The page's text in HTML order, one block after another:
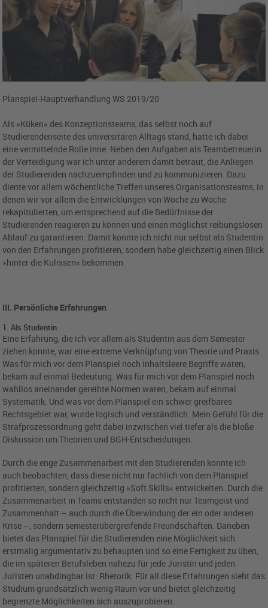
Planspiel-Hauptverhandlung WS 2019/20
Als »Küken« des Konzeptionsteams, das selbst noch auf
Studierendenseite des universitären Alltags stand, hatte ich dabei
eine vermittelnde Rolle inne. Neben den Aufgaben als Teambetreuerin
der Verteidigung war ich unter anderem damit betraut, die Anliegen
der Studierenden nachzuempfinden und zu kommunizieren. Dazu
diente vor allem wöchentliche Treffen unseres Organisationsteams, in
denen wir vor allem die Entwicklungen von Woche zu Woche
rekapitulierten, um entsprechend auf die Bedürfnisse der
Studierenden reagieren zu können und einen möglichst reibungslosen
Ablauf zu garantieren. Damit konnte ich nicht nur selbst als Studentin
von den Erfahrungen profitieren, sondern habe gleichzeitig einen Blick
»hinter die Kulissen« bekommen.
III. Persönliche Erfahrungen
1. Als Studentin
Eine Erfahrung, die ich vor allem als Studentin aus dem Semester
ziehen konnte, war eine extreme Verknüpfung von Theorie und Praxis.
Was für mich vor dem Planspiel noch inhaltsleere Begriffe waren,
bekam auf einmal Bedeutung. Was für mich vor dem Planspiel noch
wahllos aneinander gereihte Normen waren, bekam auf einmal
Systematik. Und was vor dem Planspiel ein schwer greifbares
Rechtsgebiet war, wurde logisch und verständlich. Mein Gefühl für die
Strafprozessordnung geht dabei inzwischen viel tiefer als die bloße
Diskussion um Theorien und BGH-Entscheidungen.
Durch die enge Zusammenarbeit mit den Studierenden konnte ich
auch beobachten, dass diese nicht nur fachlich von dem Planspiel
profitierten, sondern gleichzeitig »Soft Skills« entwickelten. Durch die
Zusammenarbeit in Teams entstanden so nicht nur Teamgeist und
Zusammenhalt – auch durch die Überwindung der ein oder anderen
Krise –, sondern semesterübergreifende Freundschaften. Daneben
bietet das Planspiel für die Studierenden eine Möglichkeit sich
erstmalig argumentativ zu behaupten und so eine Fertigkeit zu üben,
die im späteren Berufsleben nahezu für jede Juristin und jeden
Juristen unabdingbar ist: Rhetorik. Für all diese Erfahrungen sieht das
Studium grundsätzlich wenig Raum vor und bietet gleichzeitig
begrenzte Möglichkeiten sich auszuprobieren.